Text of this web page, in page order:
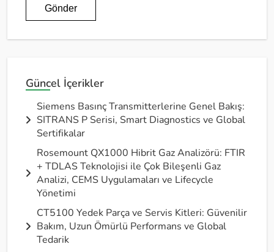
Gönder
Güncel İçerikler
Siemens Basınç Transmitterlerine Genel Bakış:
SITRANS P Serisi, Smart Diagnostics ve Global
Sertifikalar
Rosemount QX1000 Hibrit Gaz Analizörü: FTIR
+ TDLAS Teknolojisi ile Çok Bileşenli Gaz
Analizi, CEMS Uygulamaları ve Lifecycle
Yönetimi
CT5100 Yedek Parça ve Servis Kitleri: Güvenilir
Bakım, Uzun Ömürlü Performans ve Global
Tedarik